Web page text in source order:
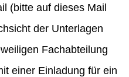
(bitte auf dieses Mail
der Unterlagen
Fachabteilung
einer Einladung für ein